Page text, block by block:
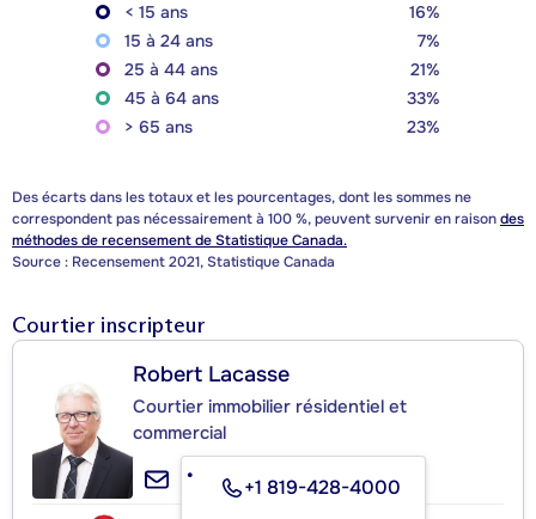
< 15 ans
16%
15 à 24 ans
7%
25 à 44 ans
21%
45 à 64 ans
33%
> 65 ans
23%
Des écarts dans les totaux et les pourcentages, dont les sommes ne
correspondent pas nécessairement à 100 %, peuvent survenir en raisondes
méthodes de recensement de Statistique Canada.
Source : Recensement 2021, Statistique Canada
Courtier inscripteur
Robert Lacasse
Courtier immobilier résidentiel et
commercial
+1 819-428-4000